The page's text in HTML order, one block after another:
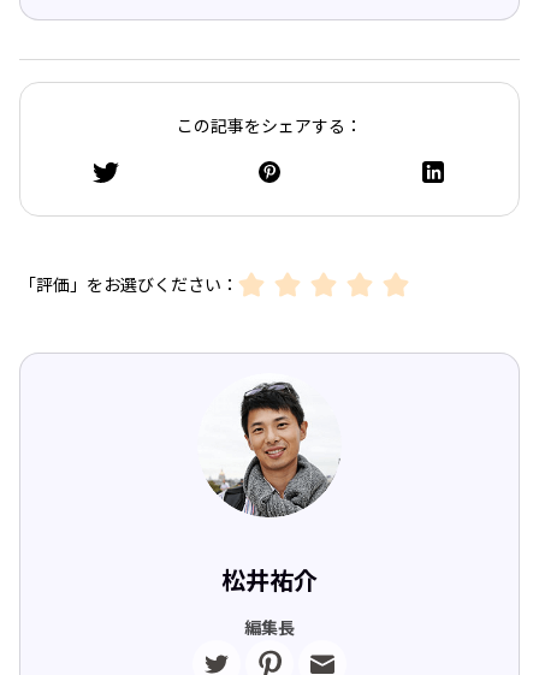
この記事をシェアする：
「評価」をお選びください：
松井祐介
編集長